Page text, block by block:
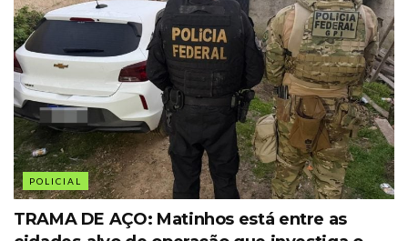
POLICIAL
TRAMA DE AÇO: Matinhos está entre as